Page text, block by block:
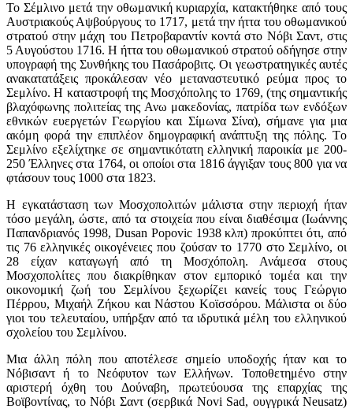
Το Σέμλινο μετά την οθωμανική κυριαρχία, κατακτήθηκε από τους
Αυστριακούς Αψβούργους το 1717, μετά την ήττα του οθωμανικού
στρατού στην μάχη του Πετροβαραντίν κοντά στο Νόβι Σαντ, στις
5 Αυγούστου 1716. Η ήττα του οθωμανικού στρατού οδήγησε στην
υπογραφή της Συνθήκης του Πασάροβιτς. Οι γεωστρατηγικές αυτές
ανακατατάξεις προκάλεσαν νέο μεταναστευτικό ρεύμα προς το
Σεμλίνο. Η καταστροφή της Μοσχόπολης το 1769, (της σημαντικής
βλαχόφωνης πολιτείας της Ανω μακεδονίας, πατρίδα των ενδόξων
εθνικών ευεργετών Γεωργίου και Σίμωνα Σίνα), σήμανε για μια
ακόμη φορά την επιπλέον δημογραφική ανάπτυξη της πόλης. Tο
Σεμλίνο εξελίχτηκε σε σημαντικότατη ελληνική παροικία με 200-
250 Έλληνες στα 1764, οι οποίοι στα 1816 άγγιξαν τους 800 για να
φτάσουν τους 1000 στα 1823.
Η εγκατάσταση των Μοσχοπολιτών μάλιστα στην περιοχή ήταν
τόσο μεγάλη, ώστε, από τα στοιχεία που είναι διαθέσιμα (Ιωάννης
Παπανδριανός 1998, Dusan Popovic 1938 κλπ) προκύπτει ότι, από
τις 76 ελληνικές οικογένειες που ζούσαν το 1770 στο Σεμλίνο, οι
28 είχαν καταγωγή από τη Μοσχόπολη. Ανάμεσα στους
Μοσχοπολίτες που διακρίθηκαν στον εμπορικό τομέα και την
οικονομική ζωή του Σεμλίνου ξεχωρίζει κανείς τους Γεώργιο
Πέρρου, Μιχαήλ Ζήκου και Νάστου Κοϊσσόρου. Μάλιστα οι δύο
γιοι του τελευταίου, υπήρξαν από τα ιδρυτικά μέλη του ελληνικού
σχολείου του Σεμλίνου.
Μια άλλη πόλη που αποτέλεσε σημείο υποδοχής ήταν και το
Νόβισαντ ή το Νεόφυτον των Ελλήνων. Τοποθετημένο στην
αριστερή όχθη του Δούναβη, πρωτεύουσα της επαρχίας της
Βοϊβοντίνας, το Νόβι Σαντ (σερβικά Novi Sad, ουγγρικά Neusatz)